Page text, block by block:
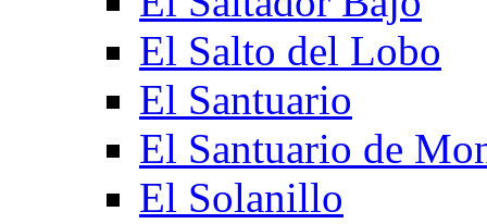
El Salto del Lobo
El Santuario
El Santuario de
El Solanillo